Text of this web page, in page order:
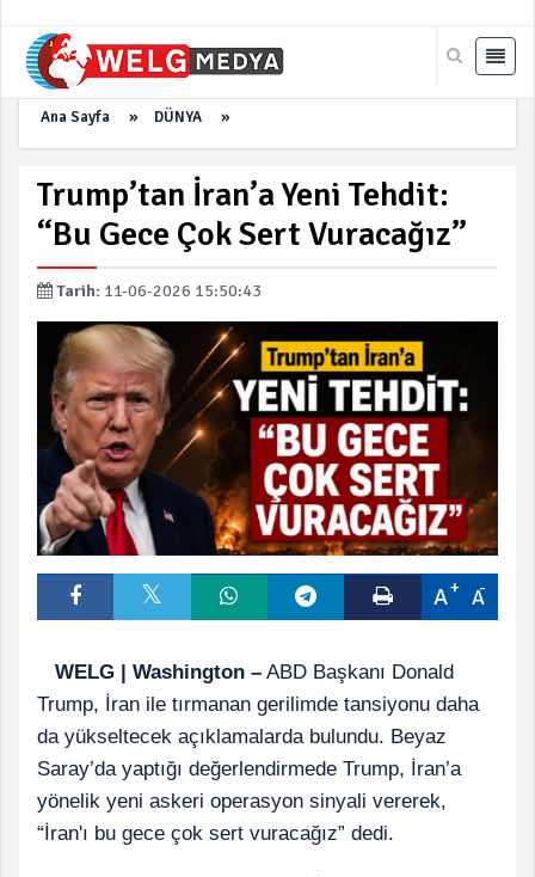
Ana Sayfa » DÜNYA »
Trump’tan İran’a Yeni Tehdit:
“Bu Gece Çok Sert Vuracağız”
Tarih: 11-06-2026 15:50:43
A A
WELG | Washington – ABD Başkanı Donald
Trump, İran ile tırmanan gerilimde tansiyonu daha
da yükseltecek açıklamalarda bulundu. Beyaz
Saray’da yaptığı değerlendirmede Trump, İran’a
yönelik yeni askeri operasyon sinyali vererek,
“İran'ı bu gece çok sert vuracağız” dedi.